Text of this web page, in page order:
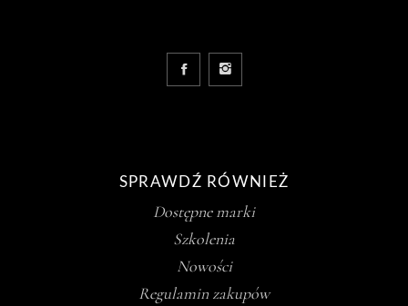
SPRAWDŹ RÓWNIEŻ
Dostępne marki
Szkolenia
Nowości
Regulamin zakupów